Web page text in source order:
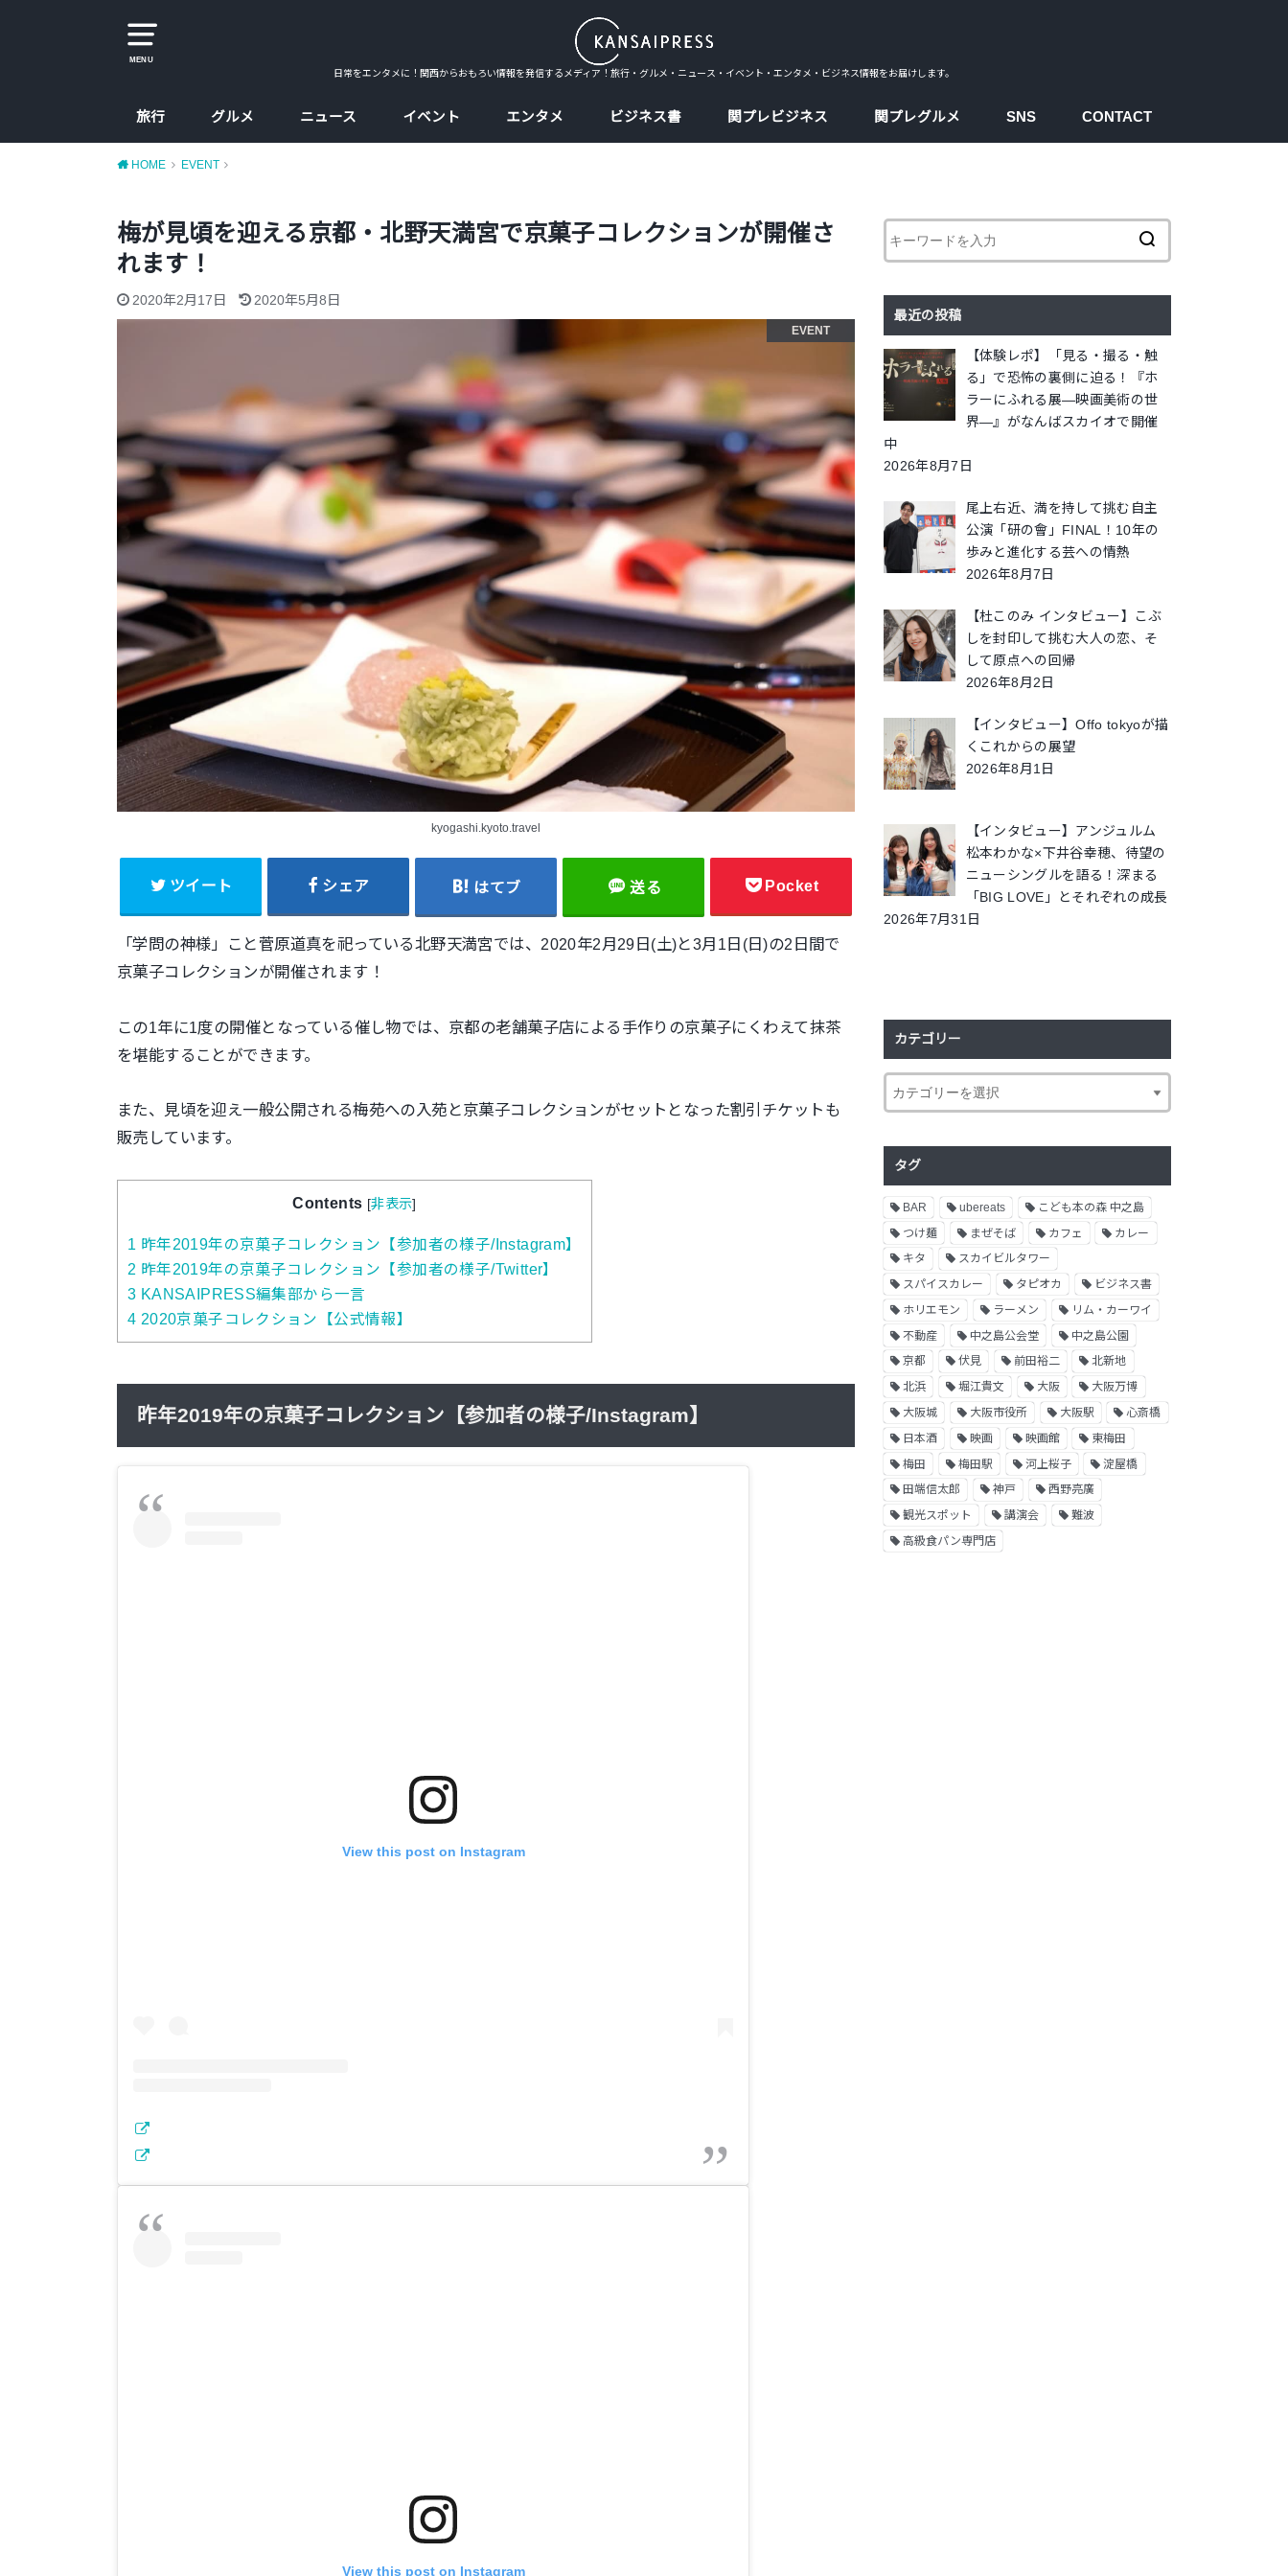
MENU
日常をエンタメに！関西からおもろい情報を発信するメディア！旅行・グルメ・ニュース・イベント・エンタメ・ビジネス情報をお届けします。
旅行
大阪
京都
兵庫
奈良
グルメ
カレー
ラーメン
カフェ
たこ焼、お好み焼
大阪コスパ飯
ニュース イベント エンタメ ビジネス書 関プレビジネス 関プレグルメ SNS CONTACT
HOME EVENT
梅が見頃を迎える京都・北野天満宮で京菓子コレクションが開催さ
れます！
2020年2月17日 2020年5月8日
kyogashi.kyoto.travel
EVENT
ツイート シェア はてブ 送る Pocket
「学問の神様」こと菅原道真を祀っている北野天満宮では、2020年2月29日(土)と3月1日(日)の2日間で
京菓子コレクションが開催されます！
この1年に1度の開催となっている催し物では、京都の老舗菓子店による手作りの京菓子にくわえて抹茶
を堪能することができます。
また、見頃を迎え一般公開される梅苑への入苑と京菓子コレクションがセットとなった割引チケットも
販売しています。
Contents [非表示]
1 昨年2019年の京菓子コレクション【参加者の様子/Instagram】
2 昨年2019年の京菓子コレクション【参加者の様子/Twitter】
3 KANSAIPRESS編集部から一言
4 2020京菓子コレクション【公式情報】
昨年2019年の京菓子コレクション【参加者の様子/Instagram】
View this post on Instagram
View this post on Instagram
最近の投稿
【体験レポ】「見る・撮る・触
る」で恐怖の裏側に迫る！『ホ
ラーにふれる展―映画美術の世
界―』がなんばスカイオで開催
中
2026年8月7日
尾上右近、満を持して挑む自主
公演「研の會」FINAL！10年の
歩みと進化する芸への情熱
2026年8月7日
【杜このみ インタビュー】こぶ
しを封印して挑む大人の恋、そ
して原点への回帰
2026年8月2日
【インタビュー】Offo tokyoが描
くこれからの展望
2026年8月1日
【インタビュー】アンジュルム
松本わかな×下井谷幸穂、待望の
ニューシングルを語る！深まる
「BIG LOVE」とそれぞれの成長
2026年7月31日
カテゴリー
タグ
BAR ubereats
こども本の森 中之島
つけ麺
まぜそば カフェ
カレー
キタ
スカイビルタワー
スパイスカレー
タピオカ
ビジネス書
ホリエモン
ラーメン
リム・カーワイ
不動産
中之島公会堂
中之島公園
京都
伏見 前田裕二
北新地
北浜
堀江貴文 大阪
大阪万博
大阪城
大阪市役所 大阪駅
心斎橋
日本酒
映画 映画館
東梅田
梅田
梅田駅 河上桜子
淀屋橋
田端信太郎
神戸
西野亮廣
観光スポット
講演会
難波
高級食パン専門店